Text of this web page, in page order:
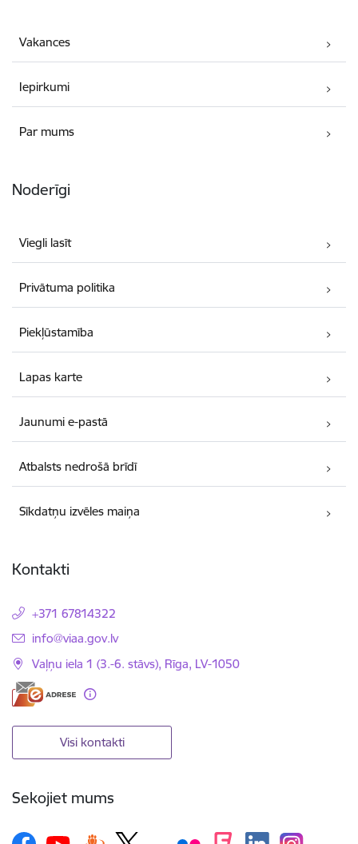
Vakances
Iepirkumi
Par mums
Noderīgi
Viegli lasīt
Privātuma politika
Piekļūstamība
Lapas karte
Jaunumi e-pastā
Atbalsts nedrošā brīdī
Sīkdatņu izvēles maiņa
Kontakti
+371 67814322
E-pasts:
info@viaa.gov.lv
Vaļņu iela 1 (3.-6. stāvs), Rīga, LV-1050
Visi kontakti
Sekojiet mums